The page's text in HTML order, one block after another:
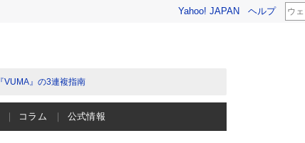
Yahoo! JAPAN ヘルプ
VUMA』の3連複指南
コラム 公式情報